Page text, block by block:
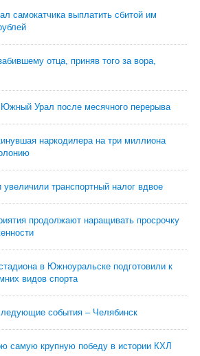
самокатчика выплатить сбитой им
отца, приняв того за вора,
Урал после месячного перерыва
наркодилера на три миллиона
транспортный налог вдвое
продолжают наращивать просрочку
в Южноуральске подготовили к
видов спорта
события – Челябинск
самую крупную победу в истории КХЛ